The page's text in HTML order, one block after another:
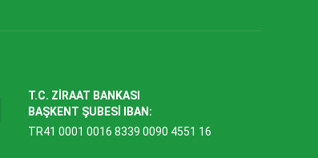
T.C. ZİRAAT BANKASI
BAŞKENT ŞUBESİ IBAN:
TR41 0001 0016 8339 0090 4551 16